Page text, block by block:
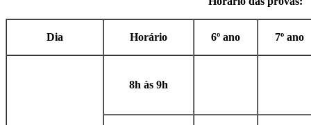
Dia Horário 6º ano 7º ano
8h às 9h